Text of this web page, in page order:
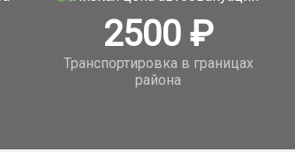
2500₽
Транспортировка в границах
района